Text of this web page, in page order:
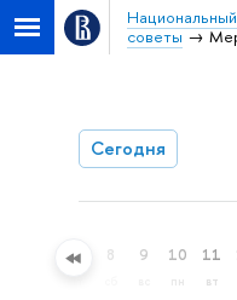
советы
Сегодня
7 8 9 10
пн
11
вт